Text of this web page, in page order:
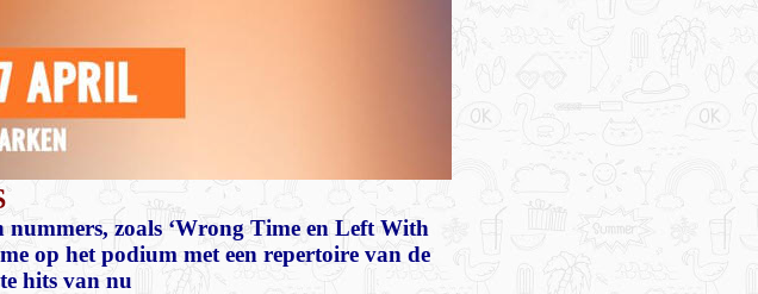
nummers, zoals ‘Wrong Time en Left With
op het podium met een repertoire van de
hits van nu